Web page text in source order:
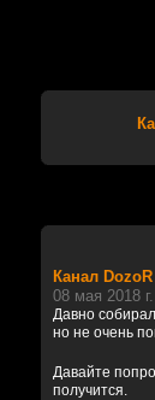
Канал DozoR
08 мая 2018 г.
Давно
но не очень
Давайте
получится.